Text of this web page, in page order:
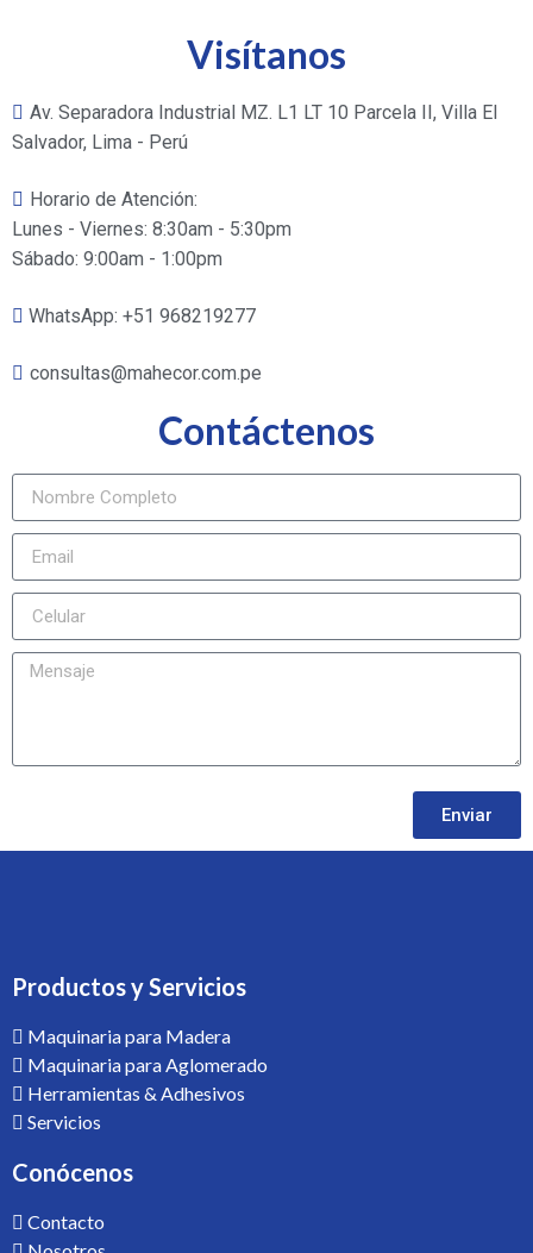
Visítanos
Av. Separadora Industrial MZ. L1 LT 10 Parcela II, Villa El
Salvador, Lima - Perú
Horario de Atención:
Lunes - Viernes: 8:30am - 5:30pm
Sábado: 9:00am - 1:00pm
WhatsApp: +51 968219277
consultas@mahecor.com.pe
Contáctenos
Enviar
Productos y Servicios
Maquinaria para Madera
Maquinaria para Aglomerado
Herramientas & Adhesivos
Servicios
Conócenos
Contacto